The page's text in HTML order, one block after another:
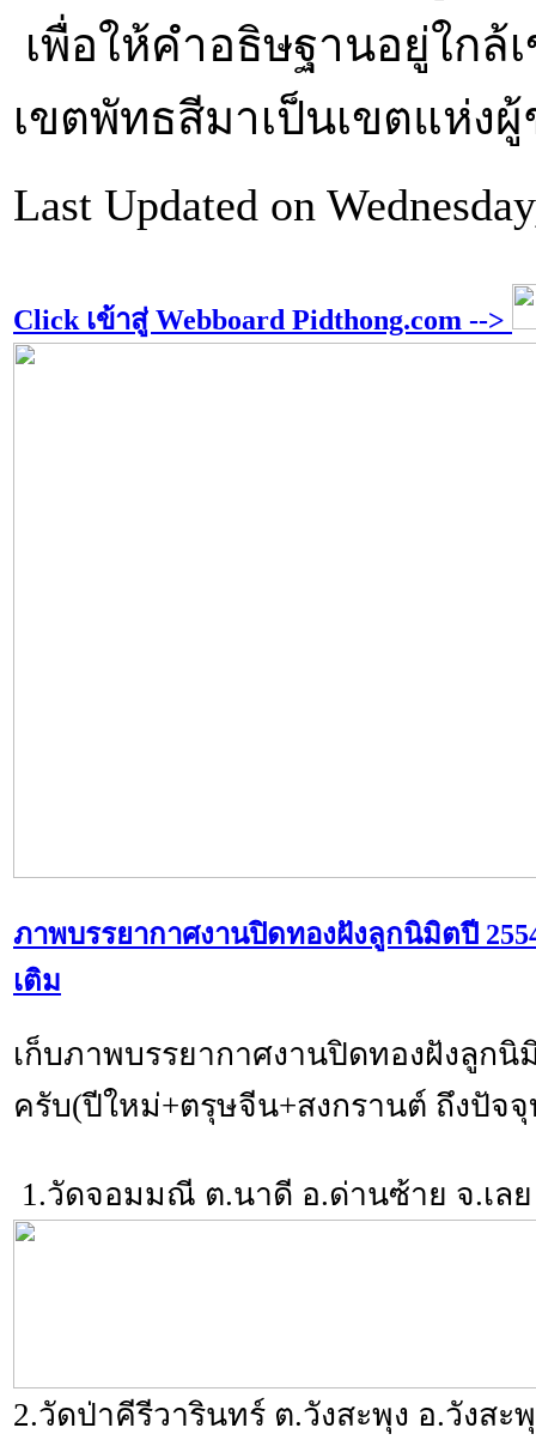
เพื่อให้คำอธิษฐานอยู่ใกล้
เขตพัทธสีมาเป็นเขตแห่ง
Last Updated on
Click เข้าสู่ Webboard Pidthong.com -->
ภาพบรรยากาศงานปิดทองฝังลูกนิมิตปี
เติม
เก็บภาพบรรยากาศงานปิดทองฝังลูกนิ
ครับ(ปีใหม่+ตรุษจีน+สงกรานต์ ถึงปัจ
1.วัดจอมมณี ต.นาดี อ.ด่านซ้าย จ.เลย
2.วัดป่าคีรีวารินทร์ ต.วังสะพุง อ.วังสะ